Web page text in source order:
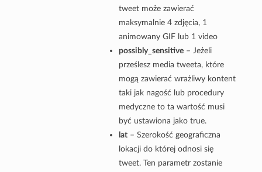
tweet może zawierać
maksymalnie 4 zdjęcia, 1
animowany GIF lub 1 video
possibly_sensitive– Jeżeli
prześlesz media tweeta, które
mogą zawierać wrażliwy kontent
taki jak nagość lub procedury
medyczne to ta wartość musi
być ustawiona jako true.
lat– Szerokość geograficzna
lokacji do której odnosi się
tweet. Ten parametr zostanie